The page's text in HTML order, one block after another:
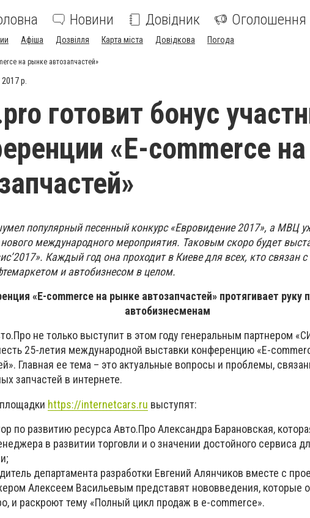
Новини Довідник Оголошення
Афіша Дозвілля Карта міста Довідкова Погода
на рынке автозапчастей»
р.
готовит бонус
«E-commerce
популярный песенный конкурс «Евровидение 2017», а МВЦ
международного мероприятия. Таковым скоро будет
Каждый год она проходит в Киеве для всех, кто связан
и автобизнесом в целом.
«E-commerce на рынке автозапчастей» протягивает
автобизнесменам
не только выступит в этом году генеральным партнером
25-летия международной выставки конференцию «E-
Главная ее тема – это актуальные вопросы и проблемы,
запчастей в интернете.
https://internetcars.ru выступят:
по развитию ресурса Авто.Про Александра Барановская,
в развитии торговли и о значении достойного сервиса
департамента разработки Евгений Алянчиков вместе с
Алексеем Васильевым представят нововведения, которые
и раскроют тему «Полный цикл продаж в e-commerce».